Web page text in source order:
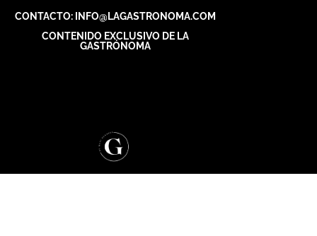
CONTACTO: INFO@LAGASTRONOMA.COM
CONTENIDO EXCLUSIVO DE LA
GASTRÓNOMA